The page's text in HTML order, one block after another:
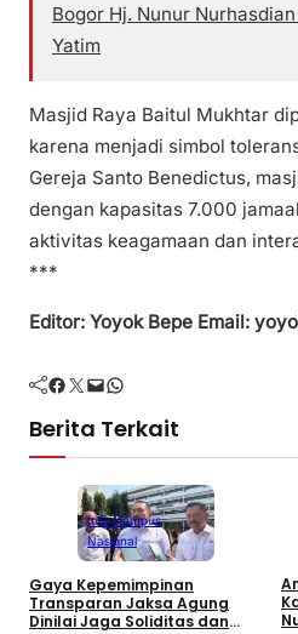
Bogor Hj. Nunur
Yatim
Masjid Raya Baitul Mukhtar
karena menjadi simbol
Gereja Santo Benedictus,
dengan kapasitas 7.000
aktivitas keagamaan dan
***
Editor: Yoyok Bepe Email:
Facebook Twitter Mail WhatsApp
Berita Terkait
Info Kampus
Nasional
Gaya Kepemimpinan
Transparan Jaksa Agung
Dinilai Jaga Soliditas dan